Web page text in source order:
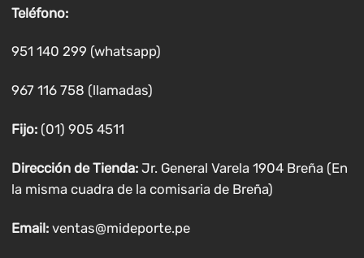
Teléfono:
951 140 299 (whatsapp)
967 116 758 (llamadas)
Fijo:(01) 905 4511
Dirección de Tienda: Jr. General Varela 1904 Breña (En
la misma cuadra de la comisaria de Breña)
Email: ventas@mideporte.pe